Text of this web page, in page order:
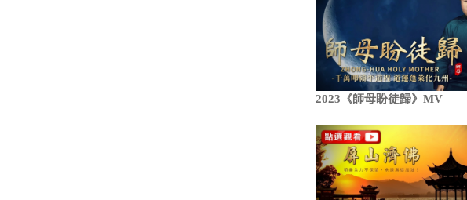
2023《師母盼徒歸》MV